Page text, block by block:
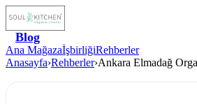
Blog
Ana MağazaİşbirliğiRehberler
Anasayfa›Rehberler›Ankara Elmadağ